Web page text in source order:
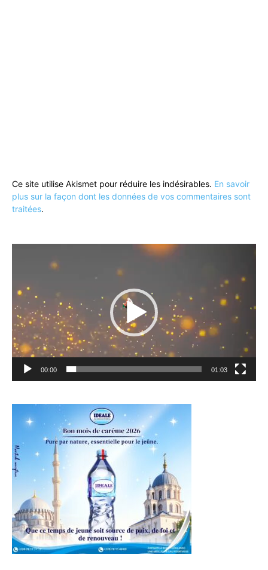
Ce site utilise Akismet pour réduire les indésirables. En savoir
plus sur la façon dont les données de vos commentaires sont
traitées.
00:00 01:03